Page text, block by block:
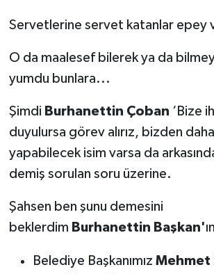
Servetlerine servet katanlar epey
O da maalesef bilerek ya da
yumdu bunlara...
Şimdi Burhanettin Çoban ‘Bize
duyulursa görev alırız, bizden
yapabilecek isim varsa da
demiş sorulan soru üzerine.
Şahsen ben şunu demesini
beklerdim Burhanettin Başkan'
Belediye Başkanımız Mehmet